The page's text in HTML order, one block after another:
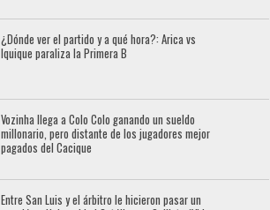
¿Dónde ver el partido y a qué hora?: Arica vs
Iquique paraliza la Primera B
Vozinha llega a Colo Colo ganando un sueldo
millonario, pero distante de los jugadores mejor
pagados del Cacique
Entre San Luis y el árbitro le hicieron pasar un